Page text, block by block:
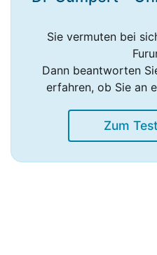
Sie vermuten bei
Dann beantworten
erfahren, ob Sie an
Zum